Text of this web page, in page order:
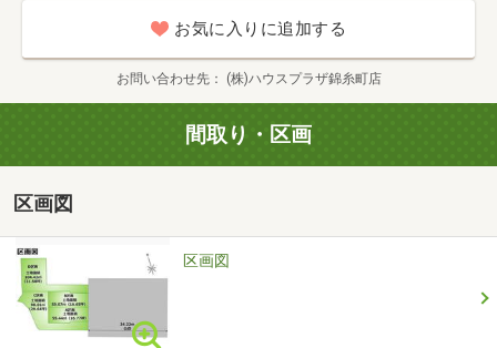
◆そのほか各種ご相談承ります◆
・不動産売買の仕組みはどうなっているの?
不動産に関する事でしたらどんな些細なことでもご相談く
◆お問い合わせ方法◆
『来場予約する』もしくは電話番号から
『資料請求する』からもご連絡可能です!
お気に入りに追加する
お問い合わせ先 (株)ハウスプラザ錦糸町店
間取り・区画
区画図
区画図